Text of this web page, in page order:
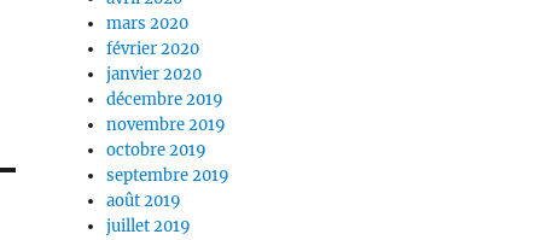
mars 2020
février 2020
janvier 2020
décembre 2019
novembre 2019
octobre 2019
septembre 2019
août 2019
juillet 2019